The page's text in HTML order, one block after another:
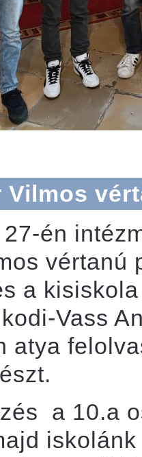
én
vértanú
a
Vass
atya
a 10.a